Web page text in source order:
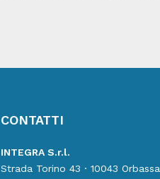
CONTATTI
INTEGRA S.r.l.
Strada Torino 43 · 10043